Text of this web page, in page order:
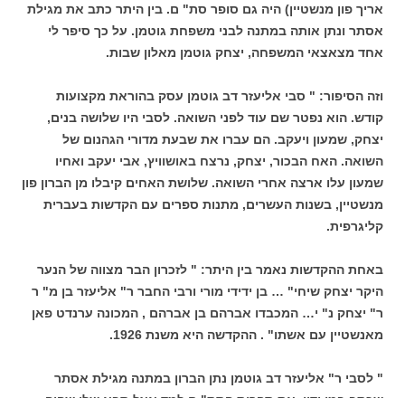
אריך פון מנשטיין) היה גם סופר סת" ם. בין היתר כתב את מגילת
אסתר ונתן אותה במתנה לבני משפחת גוטמן. על כך סיפר לי
אחד מצאצאי המשפחה, יצחק גוטמן מאלון שבות.
וזה הסיפור: " סבי אליעזר דב גוטמן עסק בהוראת מקצועות
קודש. הוא נפטר שם עוד לפני השואה. לסבי היו שלושה בנים,
יצחק, שמעון ויעקב. הם עברו את שבעת מדורי הגהנום של
השואה. האח הבכור, יצחק, נרצח באושוויץ, אבי יעקב ואחיו
שמעון עלו ארצה אחרי השואה. שלושת האחים קיבלו מן הברון פון
מנשטיין, בשנות העשרים, מתנות ספרים עם הקדשות בעברית
קליגרפית.
באחת ההקדשות נאמר בין היתר: " לזכרון הבר מצווה של הנער
היקר יצחק שיחי" … בן ידידי מורי ורבי החבר ר" אליעזר בן מ" ר
ר" יצחק נ" י… המכבדו אברהם בן אברהם , המכונה ערנדט פאן
מאנשטיין עם אשתו" . ההקדשה היא משנת 1926.
" לסבי ר" אליעזר דב גוטמן נתן הברון במתנה מגילת אסתר